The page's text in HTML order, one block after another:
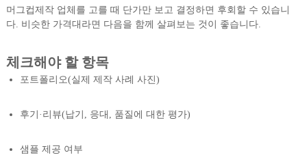
머그컵제작 업체를 고를 때 단가만 보고 결정하면 후회할 수 있습니
다. 비슷한 가격대라면 다음을 함께 살펴보는 것이 좋습니다.
체크해야 할 항목
포트폴리오(실제 제작 사례 사진)
후기·리뷰(납기, 응대, 품질에 대한 평가)
샘플 제공 여부